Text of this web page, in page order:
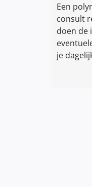
Een
consult
doen de
je